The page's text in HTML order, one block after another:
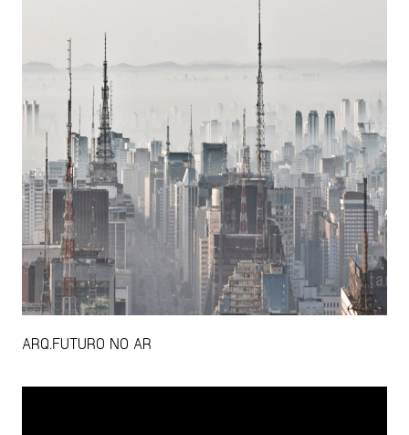
ARQ.FUTURO NO AR